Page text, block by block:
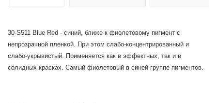
30-S511 Blue Red - синий, ближе к фиолетовому пигмент с
непрозрачной пленкой. При этом слабо-концентрированный и
слабо-укрывистый. Применяется как в эффектных, так и в
солидных красках. Самый фиолетовый в синей группе пигментов.